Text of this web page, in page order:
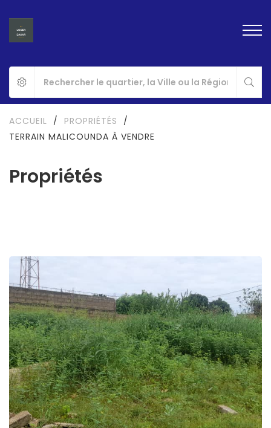
Propriétés
ACCUEIL / PROPRIÉTÉS
/
TERRAIN MALICOUNDA À VENDRE